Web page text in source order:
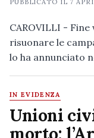
PUBBLICATO IL 7
CAROVILLI -
risuonare le
lo ha annunciato
IN EVIDENZA
Unioni